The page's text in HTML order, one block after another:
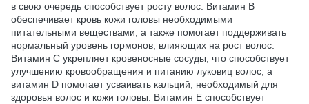
в свою очередь способствует росту волос. Витамин В
обеспечивает кровь кожи головы необходимыми
питательными веществами, а также помогает поддерживать
нормальный уровень гормонов, влияющих на рост волос.
Витамин С укрепляет кровеносные сосуды, что способствует
улучшению кровообращения и питанию луковиц волос, а
витамин D помогает усваивать кальций, необходимый для
здоровья волос и кожи головы. Витамин E способствует